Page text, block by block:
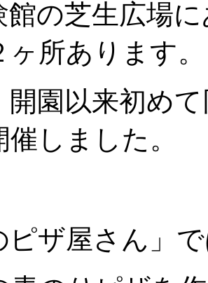
館の芝生広場
所あります。
開園以来初め
催しました。
ピザ屋さん」